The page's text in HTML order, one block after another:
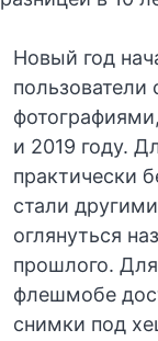
Новый год
пользователи
и 2019 году.
практически
стали
оглянуться
прошлого.
флешмобе
снимки под